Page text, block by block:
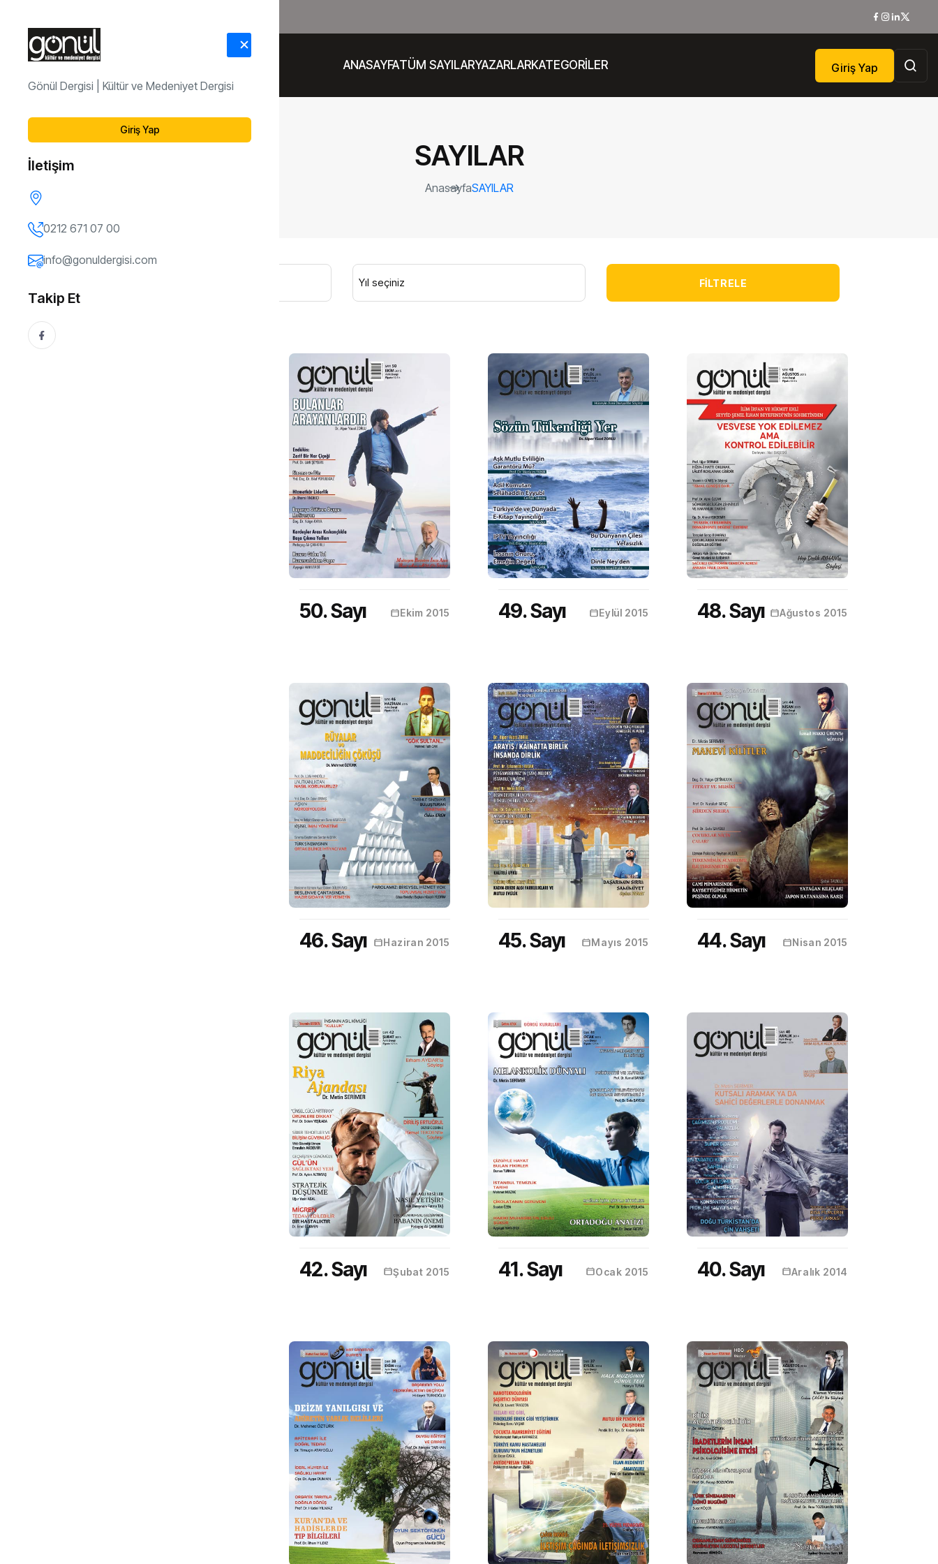
ANASAYFATÜM SAYILARYAZARLARKATEGORİLER
Giriş Yap
Gönül Dergisi | Kültür ve Medeniyet Dergisi
Giriş Yap
İletişim
0212 671 07 00
info@gonuldergisi.com
Takip Et
SAYILAR
AnasayfaSAYILAR
FILTRELE
50. Sayı Ekim 2015 49. Sayı Eylül 2015 48. Sayı Ağustos 2015
46. Sayı Haziran 2015 45. Sayı Mayıs 2015 44. Sayı Nisan 2015
42. Sayı Şubat 2015 41. Sayı Ocak 2015 40. Sayı Aralık 2014